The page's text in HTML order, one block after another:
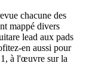
chacune des
mappé divers
lead aux pads
en aussi pour
à l'œuvre sur la